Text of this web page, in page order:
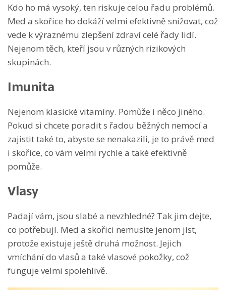
Kdo ho má vysoký, ten riskuje celou řadu problémů.
Med a skořice ho dokáží velmi efektivně snižovat, což
vede k výraznému zlepšení zdraví celé řady lidí.
Nejenom těch, kteří jsou v různých rizikových
skupinách.
Imunita
Nejenom klasické vitamíny. Pomůže i něco jiného.
Pokud si chcete poradit s řadou běžných nemocí a
zajistit také to, abyste se nenakazili, je to právě med
i skořice, co vám velmi rychle a také efektivně
pomůže.
Vlasy
Padají vám, jsou slabé a nevzhledné? Tak jim dejte,
co potřebují. Med a skořici nemusíte jenom jíst,
protože existuje ještě druhá možnost. Jejich
vmíchání do vlasů a také vlasové pokožky, což
funguje velmi spolehlivě.